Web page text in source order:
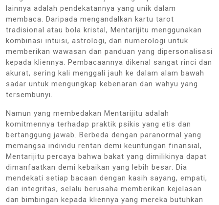
lainnya adalah pendekatannya yang unik dalam
membaca. Daripada mengandalkan kartu tarot
tradisional atau bola kristal, Mentarijitu menggunakan
kombinasi intuisi, astrologi, dan numerologi untuk
memberikan wawasan dan panduan yang dipersonalisasi
kepada kliennya. Pembacaannya dikenal sangat rinci dan
akurat, sering kali menggali jauh ke dalam alam bawah
sadar untuk mengungkap kebenaran dan wahyu yang
tersembunyi.
Namun yang membedakan Mentarijitu adalah
komitmennya terhadap praktik psikis yang etis dan
bertanggung jawab. Berbeda dengan paranormal yang
memangsa individu rentan demi keuntungan finansial,
Mentarijitu percaya bahwa bakat yang dimilikinya dapat
dimanfaatkan demi kebaikan yang lebih besar. Dia
mendekati setiap bacaan dengan kasih sayang, empati,
dan integritas, selalu berusaha memberikan kejelasan
dan bimbingan kepada kliennya yang mereka butuhkan